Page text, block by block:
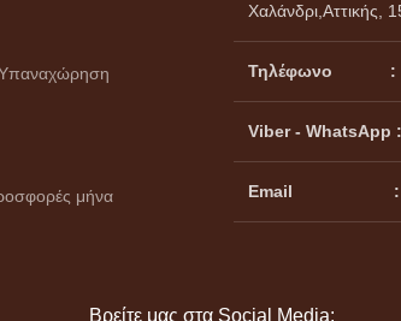
Υπαναχώρηση
μήνα
Χαλάνδρι,Αττικής,
Τηλέφωνο :
Viber - WhatsApp :
Email :
Βρείτε μας στα Social Media: